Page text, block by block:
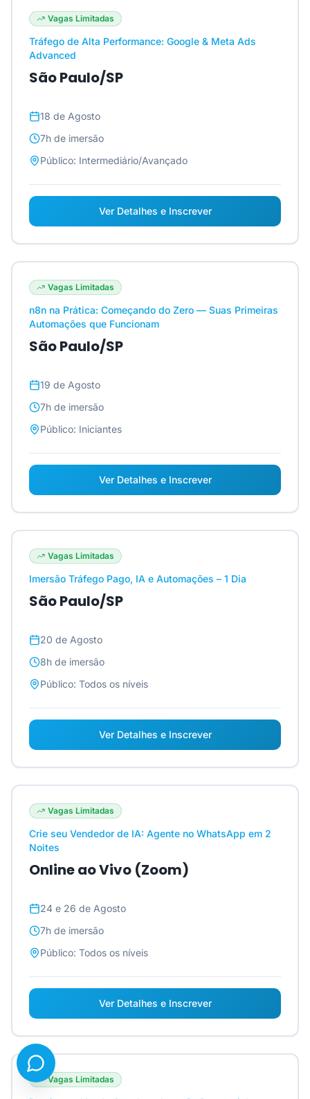
Vagas Limitadas
Tráfego de Alta Performance: Google & Meta Ads
Advanced
São Paulo/SP
18 de Agosto
7h de imersão
Público: Intermediário/Avançado
Ver Detalhes e Inscrever
Vagas Limitadas
n8n na Prática: Começando do Zero — Suas Primeiras
Automações que Funcionam
São Paulo/SP
19 de Agosto
7h de imersão
Público: Iniciantes
Ver Detalhes e Inscrever
Vagas Limitadas
Imersão Tráfego Pago, IA e Automações – 1 Dia
São Paulo/SP
20 de Agosto
8h de imersão
Público: Todos os níveis
Ver Detalhes e Inscrever
Vagas Limitadas
Crie seu Vendedor de IA: Agente no WhatsApp em 2
Noites
Online ao Vivo (Zoom)
24 e 26 de Agosto
7h de imersão
Público: Todos os níveis
Ver Detalhes e Inscrever
Vagas Limitadas